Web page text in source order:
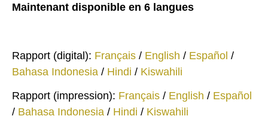
Maintenant disponible en 6 langues
Rapport (digital): Français / English / Español /
Bahasa Indonesia / Hindi / Kiswahili
Rapport (impression): Français / English / Español
/ Bahasa Indonesia / Hindi / Kiswahili